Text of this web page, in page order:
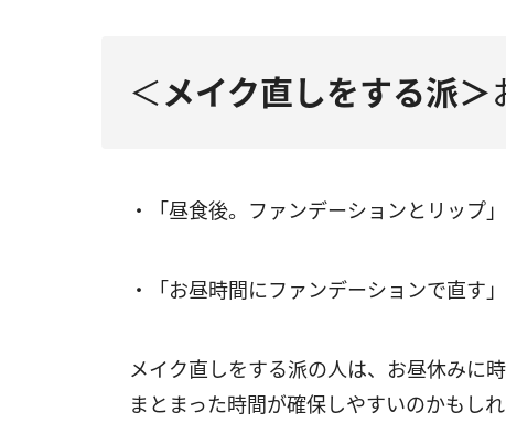
＜メイク直しをする派＞
・「昼食後。ファンデーションとリップ
・「お昼時間にファンデーションで直す
メイク直しをする派の人は、お昼休みに
まとまった時間が確保しやすいのかもし